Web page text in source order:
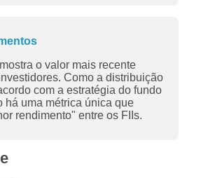
o valor mais recente
Como a distribuição
com a estratégia do fundo
há uma métrica única que
rendimento" entre os FIIs.